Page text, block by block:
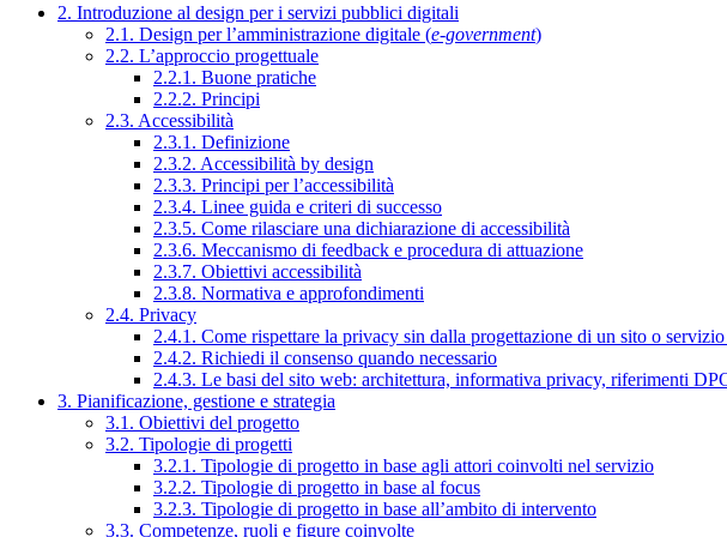
2. Introduzione al design per i servizi pubblici digitali
2.1. Design per l’amministrazione digitale (e-government)
2.2. L’approccio progettuale
2.2.1. Buone pratiche
2.2.2. Principi
2.3. Accessibilità
2.3.1. Definizione
2.3.2. Accessibilità by design
2.3.3. Principi per l’accessibilità
2.3.4. Linee guida e criteri di successo
2.3.5. Come rilasciare una dichiarazione di accessibilità
2.3.6. Meccanismo di feedback e procedura di attuazione
2.3.7. Obiettivi accessibilità
2.3.8. Normativa e approfondimenti
2.4. Privacy
2.4.1. Come rispettare la privacy sin dalla progettazione di un sito o
2.4.2. Richiedi il consenso quando necessario
2.4.3. Le basi del sito web: architettura, informativa privacy, riferimenti
3. Pianificazione, gestione e strategia
3.1. Obiettivi del progetto
3.2. Tipologie di progetti
3.2.1. Tipologie di progetto in base agli attori coinvolti nel servizio
3.2.2. Tipologie di progetto in base al focus
3.2.3. Tipologie di progetto in base all’ambito di intervento
3.3. Competenze, ruoli e figure coinvolte